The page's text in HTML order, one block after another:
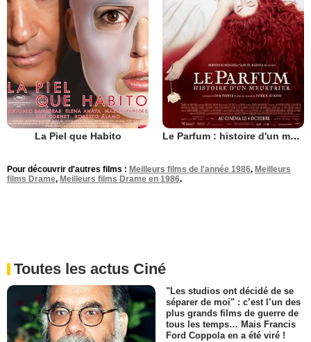
La Piel que Habito Le Parfum : histoire d'un meurtrier
Pour découvrir d'autres films : Meilleurs films de l'année 1986, Meilleurs
films Drame, Meilleurs films Drame en 1986.
Toutes les actus Ciné
"Les studios ont décidé de se
séparer de moi" : c’est l’un des
plus grands films de guerre de
tous les temps… Mais Francis
Ford Coppola en a été viré !